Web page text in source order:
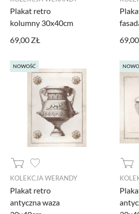
Plakat retro
kolumny 30x40cm
69,00 ZŁ
NOWOŚĆ
KOLEKCJA WERANDY
Plakat retro
antyczna waza